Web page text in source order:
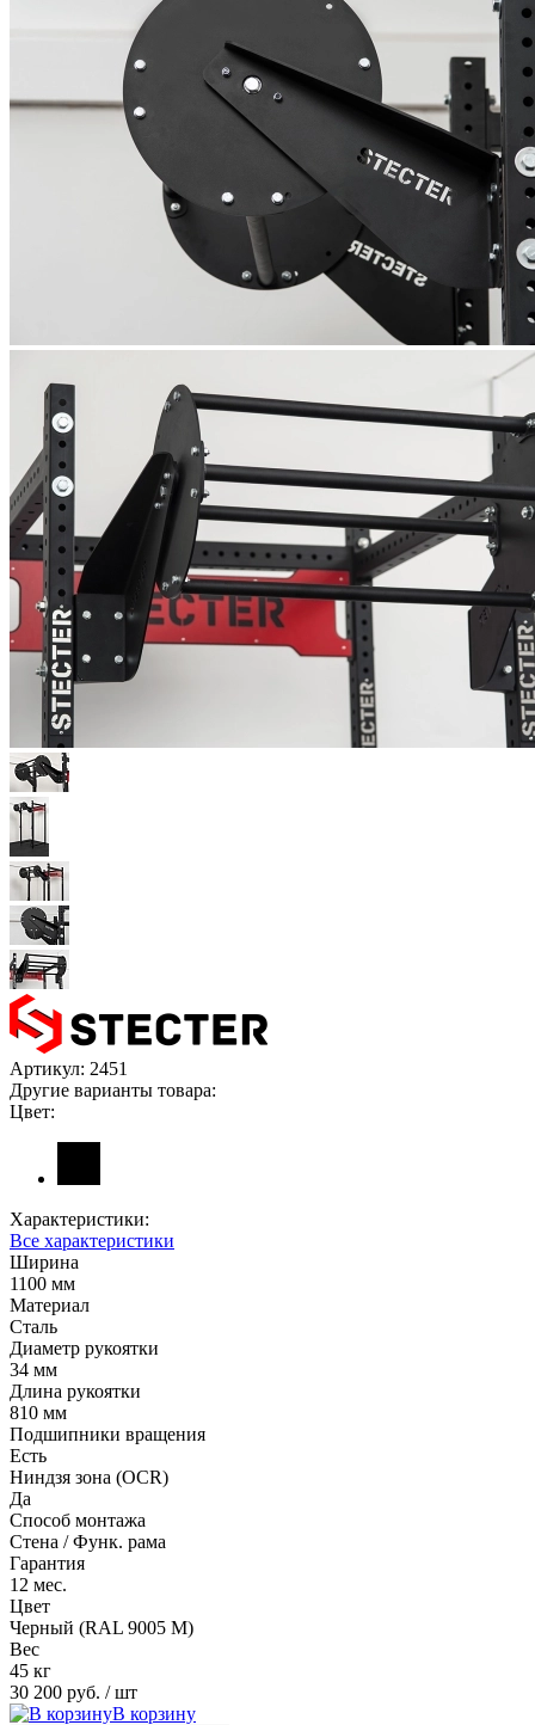
Артикул: 2451
Другие варианты товара:
Цвет:
Характеристики:
Все характеристики
Ширина
1100 мм
Материал
Сталь
Диаметр рукоятки
34 мм
Длина рукоятки
810 мм
Подшипники вращения
Есть
Ниндзя зона (OCR)
Да
Способ монтажа
Стена / Функ. рама
Гарантия
12 мес.
Цвет
Черный (RAL 9005 М)
Вес
45 кг
30 200 руб. / шт
В корзину